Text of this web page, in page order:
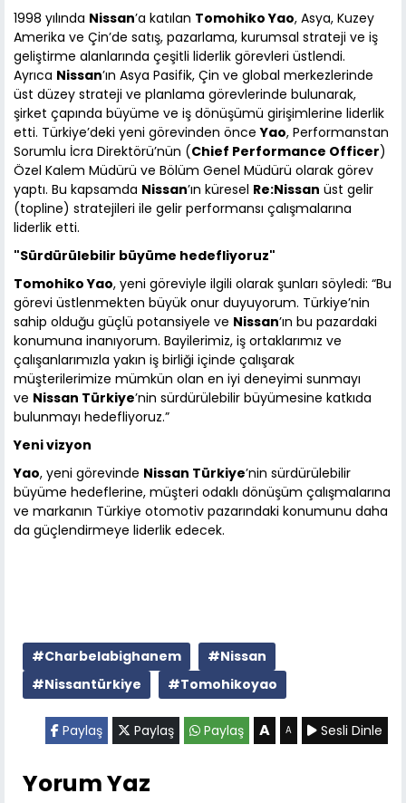
1998 yılında Nissan’a katılan Tomohiko Yao, Asya, Kuzey
Amerika ve Çin’de satış, pazarlama, kurumsal strateji ve iş
geliştirme alanlarında çeşitli liderlik görevleri üstlendi.
Ayrıca Nissan’ın Asya Pasifik, Çin ve global merkezlerinde
üst düzey strateji ve planlama görevlerinde bulunarak,
şirket çapında büyüme ve iş dönüşümü girişimlerine liderlik
etti. Türkiye’deki yeni görevinden önceYao, Performanstan
Sorumlu İcra Direktörü’nün (Chief Performance Officer)
Özel Kalem Müdürü ve Bölüm Genel Müdürü olarak görev
yaptı. Bu kapsamda Nissan’ın küresel Re:Nissan üst gelir
(topline) stratejileri ile gelir performansı çalışmalarına
liderlik etti.
"Sürdürülebilir büyüme hedefliyoruz"
Tomohiko Yao, yeni göreviyle ilgili olarak şunları söyledi: “Bu
görevi üstlenmekten büyük onur duyuyorum. Türkiye’nin
sahip olduğu güçlü potansiyele ve Nissan’ın bu pazardaki
konumuna inanıyorum. Bayilerimiz, iş ortaklarımız ve
çalışanlarımızla yakın iş birliği içinde çalışarak
müşterilerimize mümkün olan en iyi deneyimi sunmayı
ve Nissan Türkiye’nin sürdürülebilir büyümesine katkıda
bulunmayı hedefliyoruz.”
Yeni vizyon
Yao, yeni görevinde Nissan Türkiye’nin sürdürülebilir
büyüme hedeflerine, müşteri odaklı dönüşüm çalışmalarına
ve markanın Türkiye otomotiv pazarındaki konumunu daha
da güçlendirmeye liderlik edecek.
#Charbelabighanem
#Nissan
#Nissantürkiye
#Tomohikoyao
Paylaş Paylaş Paylaş A A Sesli Dinle
Yorum Yaz